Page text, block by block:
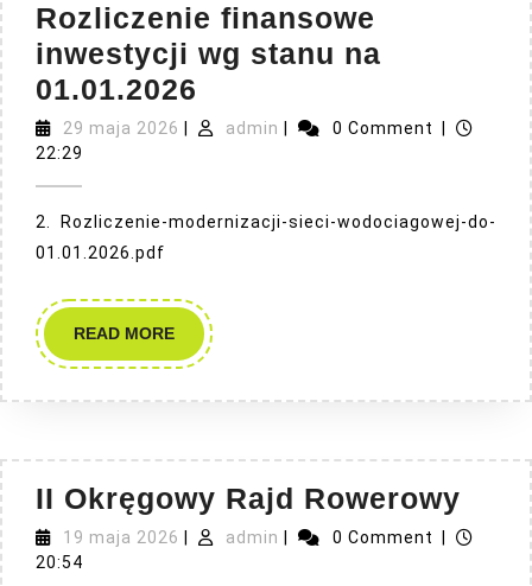
Rozliczenie finansowe
inwestycji wg stanu na
01.01.2026
finansowe
stanu
01.01.2026
29 maja 2026 29
admin admin 0 Comment
22:29
2. Rozliczenie-modernizacji-sieci-wodociagowej-do-
01.01.2026.pdf
READ MOREREAD
MORE
II Okręgowy Rajd Rowerowy
19 maja 2026 19
admin admin 0 Comment
20:54